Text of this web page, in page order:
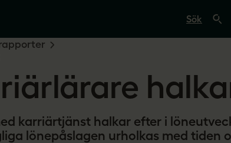
ö
p
e
e
s
l
karriärtjänst halkar efter i
lönepåslagen urholkas med tiden